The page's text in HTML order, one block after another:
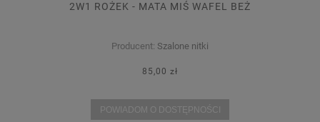
2W1 ROŻEK - MATA MIŚ WAFEL BEŻ
Producent: Szalone nitki
85,00 zł
POWIADOM O DOSTĘPNOŚCI